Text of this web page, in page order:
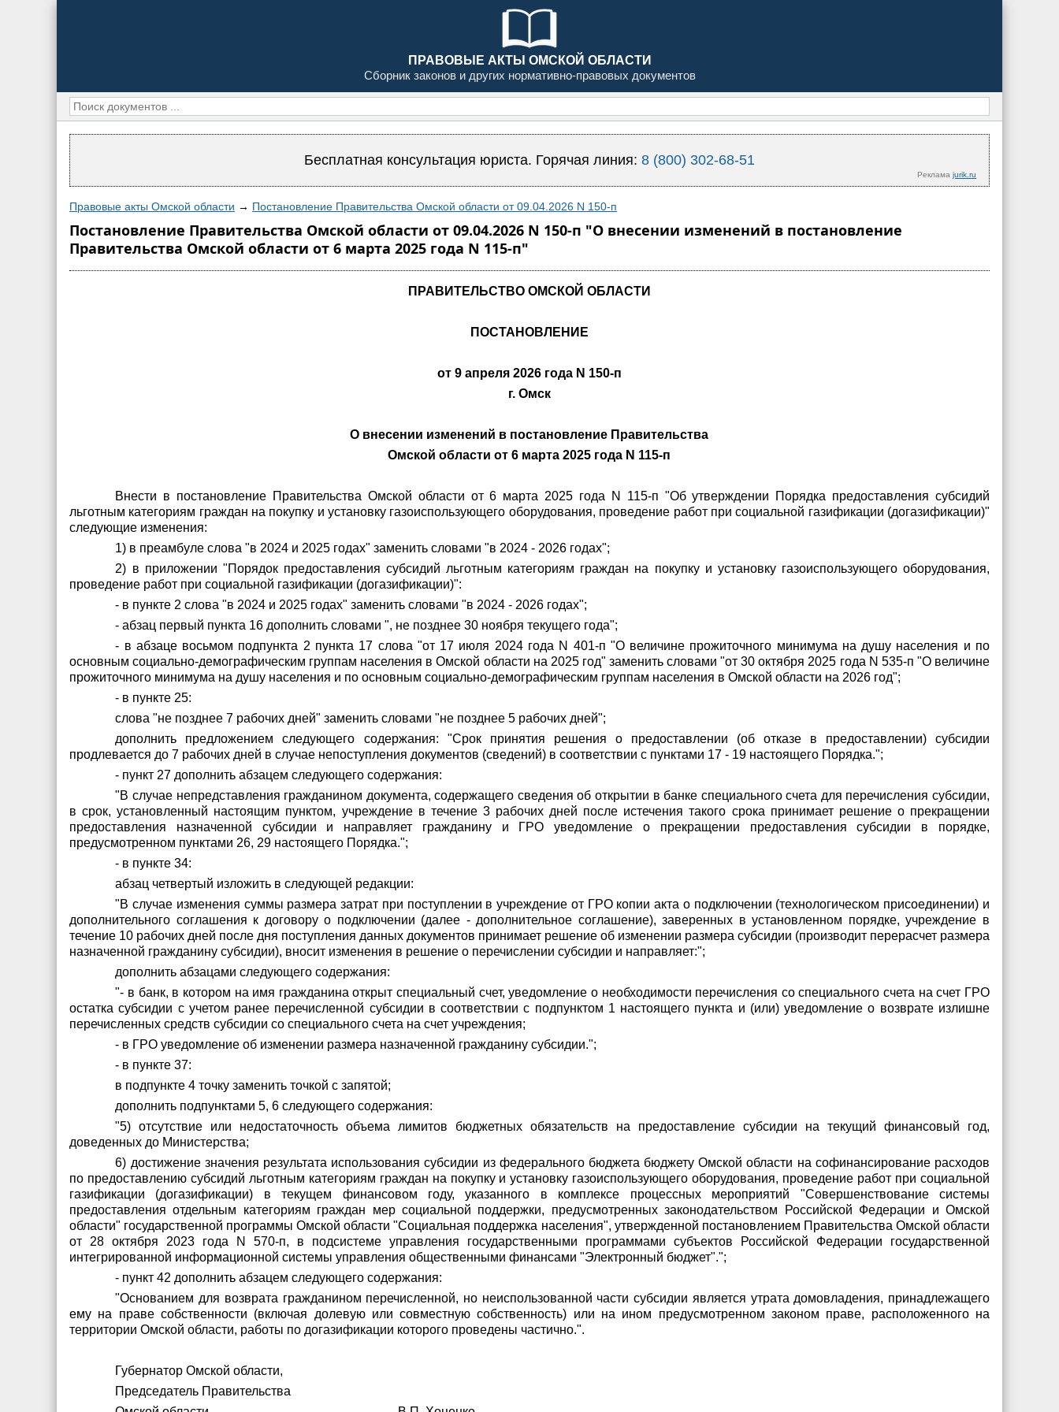
ПРАВОВЫЕ АКТЫ ОМСКОЙ ОБЛАСТИ
Сборник законов и других нормативно-правовых документов
Бесплатная консультация юриста. Горячая линия: 8 (800) 302-68-51
Реклама jurik.ru
Правовые акты Омской области → Постановление Правительства Омской области от 09.04.2026 N 150-п
Постановление Правительства Омской области от 09.04.2026 N 150-п "О внесении изменений в постановление
Правительства Омской области от 6 марта 2025 года N 115-п"
ПРАВИТЕЛЬСТВО ОМСКОЙ ОБЛАСТИ
ПОСТАНОВЛЕНИЕ
от 9 апреля 2026 года N 150-п
г. Омск
О внесении изменений в постановление Правительства
Омской области от 6 марта 2025 года N 115-п
Внести в постановление Правительства Омской области от 6 марта 2025 года N 115-п "Об утверждении Порядка предоставления субсидий
льготным категориям граждан на покупку и установку газоиспользующего оборудования, проведение работ при социальной газификации (догазификации)"
следующие изменения:
1) в преамбуле слова "в 2024 и 2025 годах" заменить словами "в 2024 - 2026 годах";
2) в приложении "Порядок предоставления субсидий льготным категориям граждан на покупку и установку газоиспользующего оборудования,
проведение работ при социальной газификации (догазификации)":
- в пункте 2 слова "в 2024 и 2025 годах" заменить словами "в 2024 - 2026 годах";
- абзац первый пункта 16 дополнить словами ", не позднее 30 ноября текущего года";
- в абзаце восьмом подпункта 2 пункта 17 слова "от 17 июля 2024 года N 401-п "О величине прожиточного минимума на душу населения и по
основным социально-демографическим группам населения в Омской области на 2025 год" заменить словами "от 30 октября 2025 года N 535-п "О величине
прожиточного минимума на душу населения и по основным социально-демографическим группам населения в Омской области на 2026 год";
- в пункте 25:
слова "не позднее 7 рабочих дней" заменить словами "не позднее 5 рабочих дней";
дополнить предложением следующего содержания: "Срок принятия решения о предоставлении (об отказе в предоставлении) субсидии
продлевается до 7 рабочих дней в случае непоступления документов (сведений) в соответствии с пунктами 17 - 19 настоящего Порядка.";
- пункт 27 дополнить абзацем следующего содержания:
"В случае непредставления гражданином документа, содержащего сведения об открытии в банке специального счета для перечисления субсидии,
в срок, установленный настоящим пунктом, учреждение в течение 3 рабочих дней после истечения такого срока принимает решение о прекращении
предоставления назначенной субсидии и направляет гражданину и ГРО уведомление о прекращении предоставления субсидии в порядке,
предусмотренном пунктами 26, 29 настоящего Порядка.";
- в пункте 34:
абзац четвертый изложить в следующей редакции:
"В случае изменения суммы размера затрат при поступлении в учреждение от ГРО копии акта о подключении (технологическом присоединении) и
дополнительного соглашения к договору о подключении (далее - дополнительное соглашение), заверенных в установленном порядке, учреждение в
течение 10 рабочих дней после дня поступления данных документов принимает решение об изменении размера субсидии (производит перерасчет размера
назначенной гражданину субсидии), вносит изменения в решение о перечислении субсидии и направляет:";
дополнить абзацами следующего содержания:
"- в банк, в котором на имя гражданина открыт специальный счет, уведомление о необходимости перечисления со специального счета на счет ГРО
остатка субсидии с учетом ранее перечисленной субсидии в соответствии с подпунктом 1 настоящего пункта и (или) уведомление о возврате излишне
перечисленных средств субсидии со специального счета на счет учреждения;
- в ГРО уведомление об изменении размера назначенной гражданину субсидии.";
- в пункте 37:
в подпункте 4 точку заменить точкой с запятой;
дополнить подпунктами 5, 6 следующего содержания:
"5) отсутствие или недостаточность объема лимитов бюджетных обязательств на предоставление субсидии на текущий финансовый год,
доведенных до Министерства;
6) достижение значения результата использования субсидии из федерального бюджета бюджету Омской области на софинансирование расходов
по предоставлению субсидий льготным категориям граждан на покупку и установку газоиспользующего оборудования, проведение работ при социальной
газификации (догазификации) в текущем финансовом году, указанного в комплексе процессных мероприятий "Совершенствование системы
предоставления отдельным категориям граждан мер социальной поддержки, предусмотренных законодательством Российской Федерации и Омской
области" государственной программы Омской области "Социальная поддержка населения", утвержденной постановлением Правительства Омской области
от 28 октября 2023 года N 570-п, в подсистеме управления государственными программами субъектов Российской Федерации государственной
интегрированной информационной системы управления общественными финансами "Электронный бюджет".";
- пункт 42 дополнить абзацем следующего содержания:
"Основанием для возврата гражданином перечисленной, но неиспользованной части субсидии является утрата домовладения, принадлежащего
ему на праве собственности (включая долевую или совместную собственность) или на ином предусмотренном законом праве, расположенного на
территории Омской области, работы по догазификации которого проведены частично.".
Губернатор Омской области,
Председатель Правительства